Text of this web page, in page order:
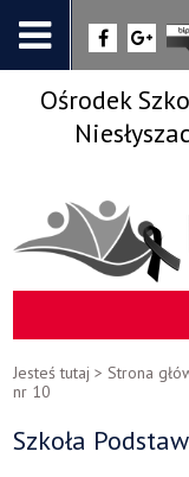
Ośrodek
Jesteś tutaj >Strona
nr 10
Szkoła